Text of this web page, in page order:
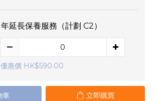
延長保養服務（計劃 C2）
優惠價 HK$590.00
車 立即購買